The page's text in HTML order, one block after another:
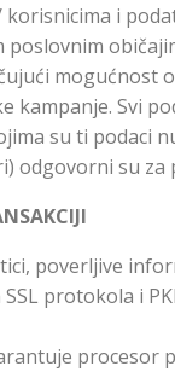
i
mogućnost
kampanje. Svi
su ti podaci
odgovorni su za
poverljive
protokola i
procesor